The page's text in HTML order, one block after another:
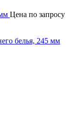
Цена по запросу
белья, 245 мм